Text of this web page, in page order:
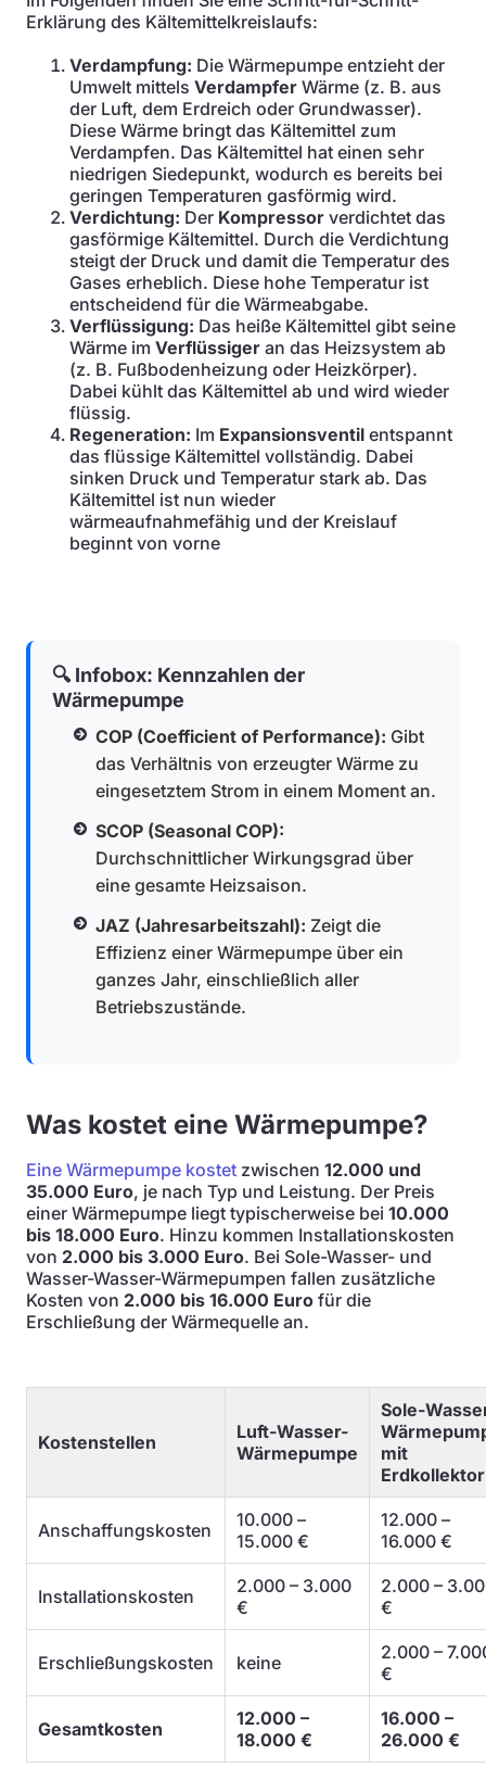
Erklärung des Kältemittelkreislaufs:
Verdampfung: Die Wärmepumpe entzieht der
Umwelt mittels Verdampfer Wärme (z. B. aus
der Luft, dem Erdreich oder Grundwasser).
Diese Wärme bringt das Kältemittel zum
Verdampfen. Das Kältemittel hat einen sehr
niedrigen Siedepunkt, wodurch es bereits bei
geringen Temperaturen gasförmig wird.
Verdichtung: Der Kompressor verdichtet das
gasförmige Kältemittel. Durch die Verdichtung
steigt der Druck und damit die Temperatur des
Gases erheblich. Diese hohe Temperatur ist
entscheidend für die Wärmeabgabe.
Verflüssigung: Das heiße Kältemittel gibt seine
Wärme im Verflüssiger an das Heizsystem ab
(z. B. Fußbodenheizung oder Heizkörper).
Dabei kühlt das Kältemittel ab und wird wieder
flüssig.
Regeneration: Im Expansionsventil entspannt
das flüssige Kältemittel vollständig. Dabei
sinken Druck und Temperatur stark ab. Das
Kältemittel ist nun wieder
wärmeaufnahmefähig und der Kreislauf
beginnt von vorne
🔍 Infobox: Kennzahlen der
Wärmepumpe
COP (Coefficient of Performance): Gibt
das Verhältnis von erzeugter Wärme zu
eingesetztem Strom in einem Moment an.
SCOP (Seasonal COP):
Durchschnittlicher Wirkungsgrad über
eine gesamte Heizsaison.
JAZ (Jahresarbeitszahl): Zeigt die
Effizienz einer Wärmepumpe über ein
ganzes Jahr, einschließlich aller
Betriebszustände.
Was kostet eine Wärmepumpe?
Eine Wärmepumpe kostet zwischen 12.000 und
35.000 Euro, je nach Typ und Leistung. Der Preis
einer Wärmepumpe liegt typischerweise bei 10.000
bis 18.000 Euro. Hinzu kommen Installationskosten
von 2.000 bis 3.000 Euro. Bei Sole-Wasser- und
Wasser-Wasser-Wärmepumpen fallen zusätzliche
Kosten von 2.000 bis 16.000 Euro für die
Erschließung der Wärmequelle an.
Kostenstellen
Luft-Wasser-
Wärmepumpe
Sole-
mit
Erdkollektor
Anschaffungskosten
10.000 –
15.000 €
12.000 –
16.000 €
Installationskosten
2.000 – 3.000
€
2.000 –
€
Erschließungskosten keine
2.000 –
€
Gesamtkosten
12.000 –
18.000 €
16.000 –
26.000 €